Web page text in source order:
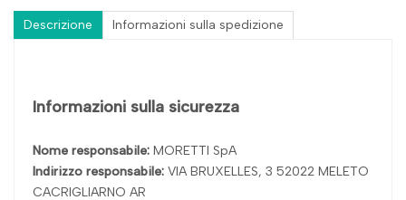
Descrizione Informazioni sulla spedizione
Informazioni sulla sicurezza
Nome responsabile: MORETTI SpA
Indirizzo responsabile: VIA BRUXELLES, 3 52022 MELETO
CACRIGLIARNO AR